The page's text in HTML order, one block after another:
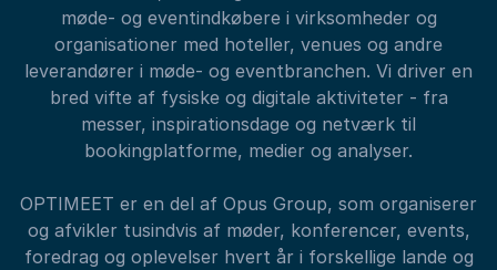
møde- og eventindkøbere i virksomheder og
organisationer med hoteller, venues og andre
leverandører i møde- og eventbranchen. Vi driver en
bred vifte af fysiske og digitale aktiviteter - fra
messer, inspirationsdage og netværk til
bookingplatforme, medier og analyser.
OPTIMEET er en del af Opus Group, som organiserer
og afvikler tusindvis af møder, konferencer, events,
foredrag og oplevelser hvert år i forskellige lande og